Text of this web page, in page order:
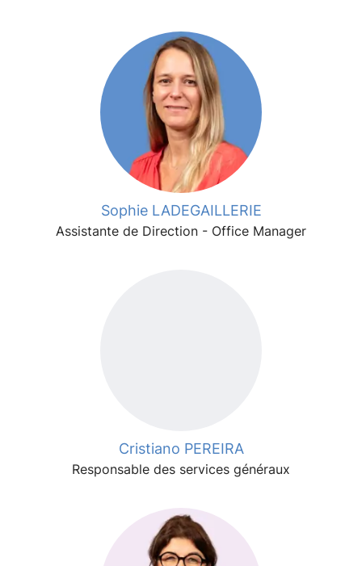
Sophie LADEGAILLERIE
Assistante de Direction - Office Manager
Cristiano PEREIRA
Responsable des services généraux